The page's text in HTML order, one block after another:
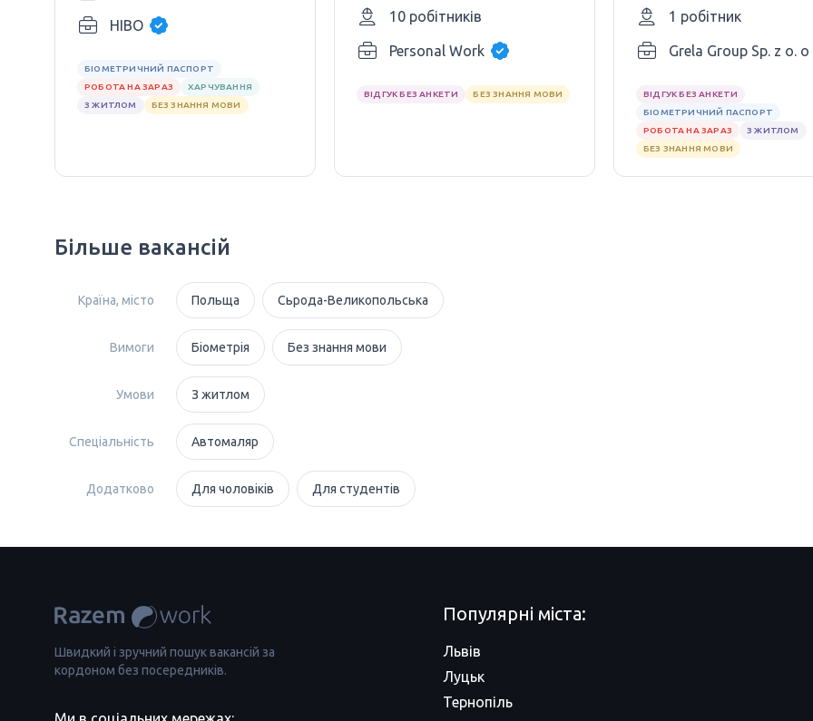
HIBO
БІОМЕТРИЧНИЙ ПАСПОРТ
РОБОТА НА ЗАРАЗ
ХАРЧУВАННЯ
З ЖИТЛОМ
БЕЗ ЗНАННЯ МОВИ
10 робітників
Personal Work
ВІДГУК БЕЗ АНКЕТИ БЕЗ ЗНАННЯ МОВИ
1 робітник
Grela Group Sp. z o. o
ВІДГУК БЕЗ АНКЕТИ
БІОМЕТРИЧНИЙ ПАСПОРТ
РОБОТА НА ЗАРАЗ
З ЖИТЛОМ
БЕЗ ЗНАННЯ МОВИ
Більше вакансій
Країна, місто Польща Сьрода-Великопольська
Вимоги Біометрія Без знання мови
Умови З житлом
Спеціальність Автомаляр
Додатково Для чоловіків Для студентів
Швидкий і зручний пошук вакансій за
кордоном без посередників.
Популярні міста:
Львів
Луцьк
Тернопіль